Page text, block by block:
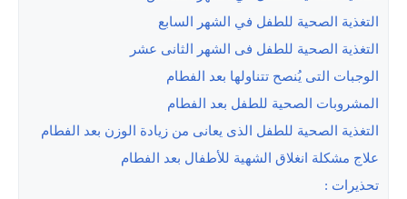
التغذية الصحية للطفل في الشهر السابع
التغذية الصحية للطفل فى الشهر الثانى عشر
الوجبات التى يُنصح تتناولها بعد الفطام
المشروبات الصحية للطفل بعد الفطام
التغذية الصحية للطفل الذى يعانى من زيادة الوزن بعد الفطام
علاج مشكلة انغلاق الشهية للأطفال بعد الفطام
تحذيرات :